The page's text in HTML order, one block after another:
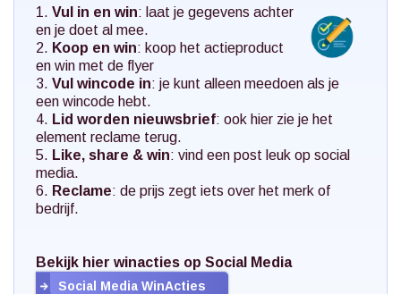
1. Vul in en win: laat je gegevens achter
en je doet al mee.
2. Koop en win: koop het actieproduct
en win met de flyer
3. Vul wincode in: je kunt alleen meedoen als je
een wincode hebt.
4. Lid worden nieuwsbrief: ook hier zie je het
element reclame terug.
5. Like, share & win: vind een post leuk op social
media.
6. Reclame: de prijs zegt iets over het merk of
bedrijf.
Bekijk hier winacties op Social Media
Social Media WinActies